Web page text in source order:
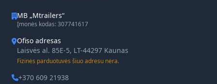
MB „Mtrailers“
Įmonės kodas: 307741617
Ofiso adresas
Laisvės al. 85E-5, LT-44297 Kaunas
Fizinės parduotuvės šiuo adresu nėra.
+370 609 21938